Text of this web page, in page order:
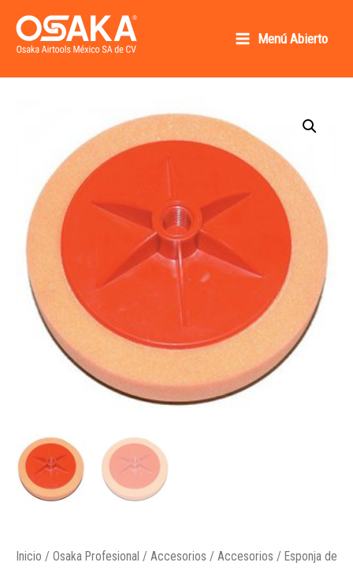
Menú Abierto
Inicio / Osaka Profesional / Accesorios / Accesorios / Esponja de